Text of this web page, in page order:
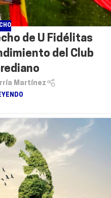
de U Fidélitas
del Club
Martínez